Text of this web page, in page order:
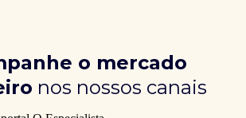
o mercado
nos nossos canais